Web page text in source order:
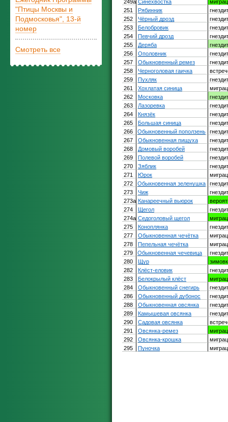
"Птицы Москвы и
Подмосковья", 13-й
номер
Смотреть все